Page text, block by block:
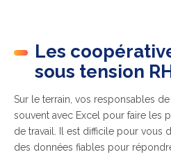
Les
sous tension
Sur le terrain, vos responsables
souvent avec Excel pour faire les
de travail.
Il est difficile pour vous
des données fiables pour